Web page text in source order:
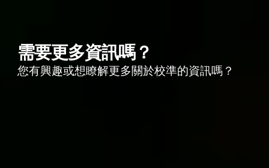
需要更多資訊嗎？
您有興趣或想瞭解更多關於校準的資訊嗎？